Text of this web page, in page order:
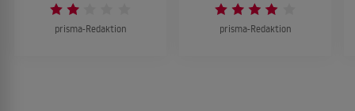
prisma-Redaktion prisma-Redaktion